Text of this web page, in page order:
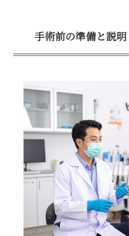
手術前の準備と説明